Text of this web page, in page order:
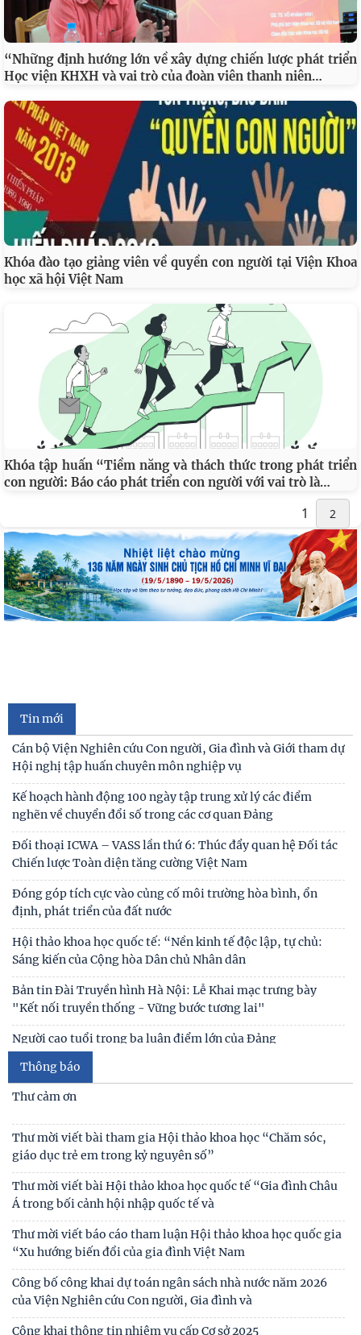
“Những định hướng lớn về xây dựng chiến lược phát triển
Học viện KHXH và vai trò của đoàn viên thanh niên…
Khóa đào tạo giảng viên về quyền con người tại Viện Khoa
học xã hội Việt Nam
Khóa tập huấn “Tiềm năng và thách thức trong phát triển
con người: Báo cáo phát triển con người với vai trò là…
1 2
Tin mới
Cán bộ Viện Nghiên cứu Con người, Gia đình và Giới tham dự
Hội nghị tập huấn chuyên môn nghiệp vụ
Kế hoạch hành động 100 ngày tập trung xử lý các điểm
nghẽn về chuyển đổi số trong các cơ quan Đảng
Đối thoại ICWA – VASS lần thứ 6: Thúc đẩy quan hệ Đối tác
Chiến lược Toàn diện tăng cường Việt Nam
Đóng góp tích cực vào củng cố môi trường hòa bình, ổn
định, phát triển của đất nước
Hội thảo khoa học quốc tế: “Nền kinh tế độc lập, tự chủ:
Sáng kiến của Cộng hòa Dân chủ Nhân dân
Bản tin Đài Truyền hình Hà Nội: Lễ Khai mạc trưng bày
"Kết nối truyền thống - Vững bước tương lai"
Người cao tuổi trong ba luận điểm lớn của Đảng
đề bắt nạt trực tuyến
Viện Hàn lâm Khoa học xã hội Việt Nam và Học viện Chính
trị và Hành chính quốc gia Lào ký Thỏa
Chủ tịch Viện Hàn lâm Khoa học xã hội Việt Nam thăm và
làm việc tại Viện Khoa học Kinh tế và Xã hội
Thông báo
Thư cảm ơn
Thư mời viết bài tham gia Hội thảo khoa học “Chăm sóc,
giáo dục trẻ em trong kỷ nguyên số”
Thư mời viết bài Hội thảo khoa học quốc tế “Gia đình Châu
Á trong bối cảnh hội nhập quốc tế và
Thư mời viết báo cáo tham luận Hội thảo khoa học quốc gia
“Xu hướng biến đổi của gia đình Việt Nam
Công bố công khai dự toán ngân sách nhà nước năm 2026
của Viện Nghiên cứu Con người, Gia đình và
Công khai thông tin nhiệm vụ cấp Cơ sở 2025